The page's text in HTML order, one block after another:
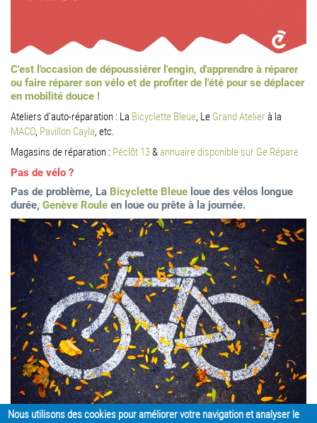
C'est l'occasion de dépoussiérer l'engin, d'apprendre à réparer
ou faire réparer son vélo et de profiter de l'été pour se déplacer
en mobilité douce !
Ateliers d'auto-réparation : La Bicyclette Bleue, Le Grand Atelierà la
MACO, Pavillon Cayla, etc.
Magasins de réparation : Péclôt 13&annuaire disponible sur Ge Répare
Pas de vélo ?
Pas de problème, La Bicyclette Bleue loue des vélos longue
durée, Genève Roule en loue ou prête à la journée.
Nous utilisons des cookies pour améliorer votre navigation et analyser le